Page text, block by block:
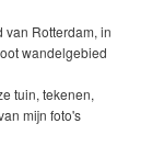
van Rotterdam, in
wandelgebied
tuin, tekenen,
mijn foto's